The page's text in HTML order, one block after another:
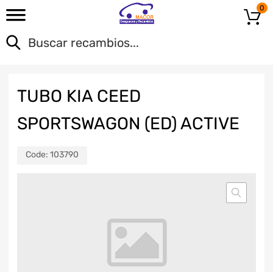
0
TUBO KIA CEED
SPORTSWAGON (ED) ACTIVE
Code: 103790